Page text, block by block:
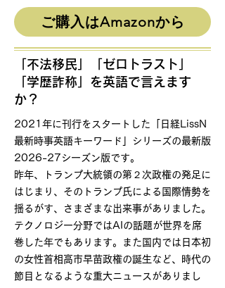
ご購入はAmazonから
「不法移民」「ゼロトラスト」
「学歴詐称」を英語で言えます
か？
2021年に刊行をスタートした「日経LissN
最新時事英語キーワード」シリーズの最新版
2026-27シーズン版です。
昨年、トランプ大統領の第２次政権の発足に
はじまり、そのトランプ氏による国際情勢を
揺るがす、さまざまな出来事がありました。
テクノロジー分野ではAIの話題が世界を席
巻した年でもあります。また国内では日本初
の女性首相高市早苗政権の誕生など、時代の
節目となるような重大ニュースがありまし